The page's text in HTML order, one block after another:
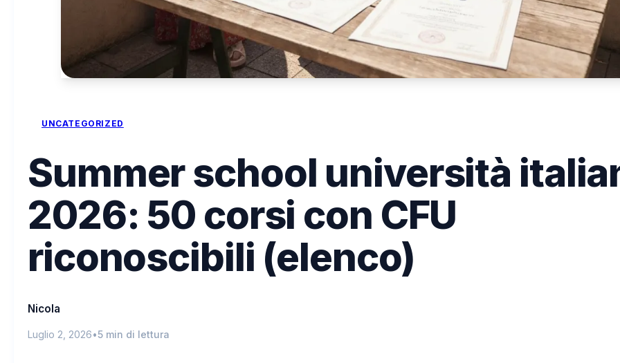
UNCATEGORIZED
Summer school università
2026: 50 corsi con CFU
riconoscibili (elenco)
Nicola
Luglio 2, 2026•5 min di lettura